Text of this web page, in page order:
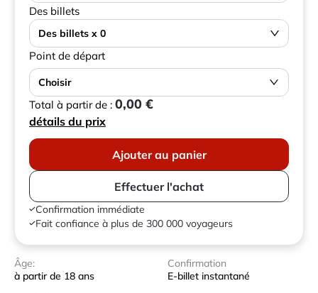
Des billets
Des billets x 0
Point de départ
Choisir
Total à partir de : 0,00 €
détails du prix
Ajouter au panier
Effectuer l'achat
Confirmation immédiate
Fait confiance à plus de 300 000 voyageurs
Âge:
à partir de 18 ans
Confirmation
E-billet instantané